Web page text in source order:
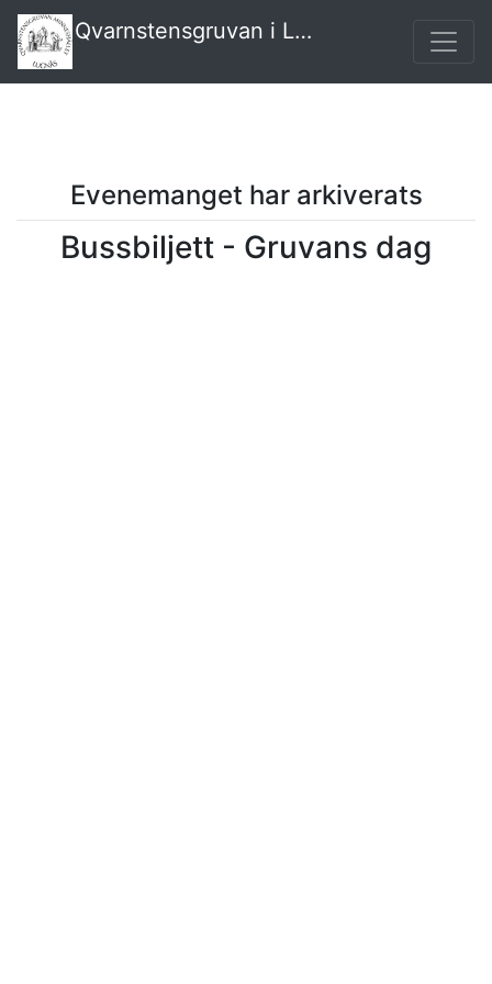
Qvarnstensgruvan i Lugnås
Evenemanget har arkiverats
Bussbiljett - Gruvans dag